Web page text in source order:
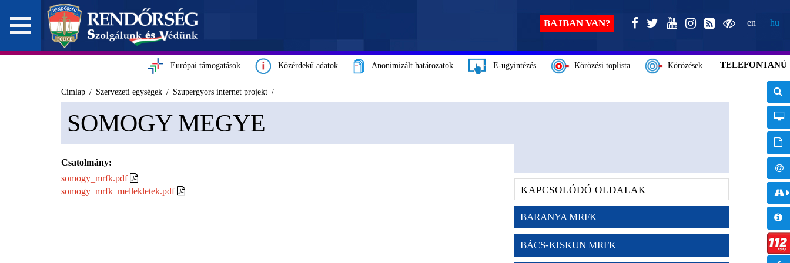
en hu
BAJBAN VAN?
Európai támogatások Közérdekű adatok Anonimizált határozatok E-ügyintézés Körözési toplista Körözések TELEFONTANÚ
Címlap Szervezeti egységek Szupergyors internet projekt
SOMOGY MEGYE
Csatolmány:
somogy_mrfk.pdf
somogy_mrfk_mellekletek.pdf
KAPCSOLÓDÓ OLDALAK
BARANYA MRFK
BÁCS-KISKUN MRFK